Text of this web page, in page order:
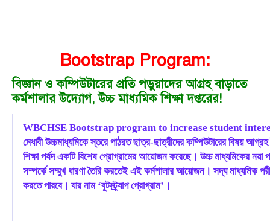
Bootstrap Program:
বিজ্ঞান ও কম্পিউটারের প্রতি পড়ুয়াদের আগ্রহ বাড়াতে
কর্মশালার উদ্যোগ, উচ্চ মাধ্যমিক শিক্ষা দপ্তরের!
WBCHSE Bootstrap program to increase student
মেধাবী উচ্চমাধ্যমিকে স্তরে পাঠরত ছাত্র-ছাত্রীদের কম্পিউটারের বিষয়
শিক্ষা পর্ষদ একটি বিশেষ প্রোগ্রামের আয়োজন করেছে। উচ্চ মাধ্যমিকের নয়া
সম্পর্কে সম্মুখ ধারণা তৈরি করতেই এই কর্মশালার আয়োজন। সদ্য মাধ্যমিক
করতে পারবে। যার নাম ‘বুটস্ট্র্যাপ প্রোগ্রাম’।